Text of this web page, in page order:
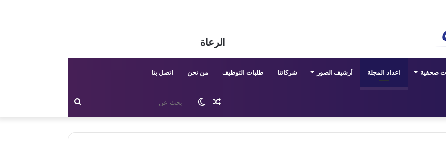
الرعاة
صحفية اعداد المجلة أرشيف الصور شركائنا طلبات التوظيف من نحن اتصل بنا
بحث
عن
الوضع
المظلم
مقال
عشوائي